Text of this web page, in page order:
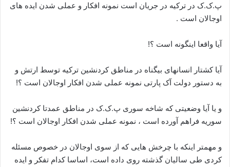
پ.ک.ک در ترکیه در جریان است نمونه افکار و عملی شدن ایده های
اوجالان است .
آیا واقعا اینگونه است ؟!
آیا کشتار انسانهای بیگناه در مناطق کردنشین ترکیه توسط ارتش و
به دستور دولت آک پارتی نمونه عملی شدن افکار اوجالان است ؟!
و یا آیا وضعیتی که شاخه سوری پ.ک.ک در مناطق عمدتا کردنشین
سوریه فراهم آورده است ، نمونه عملی شدن افکار اوجالان است ؟!
و مهمتر اینکه با چرخش هایی که از سوی اوجالان در خصوص مسئله
کردی طی سالیان گذشته روی داده است، اساسا کدام تفکر و ایده